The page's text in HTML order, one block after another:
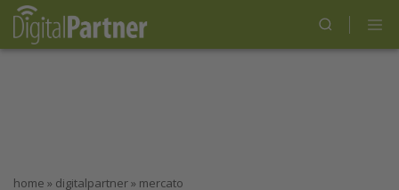
home » digitalpartner» mercato